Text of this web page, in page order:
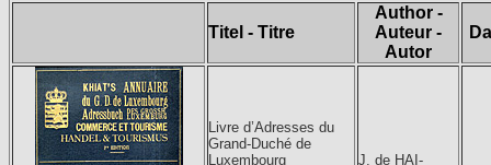
Titel - Titre
Author -
Auteur -
Autor
Livre d’Adresses du
Grand-Duché de
Luxembourg
J. de HAI-